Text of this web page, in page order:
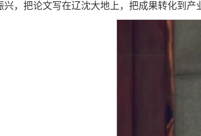
兴，把论文写在辽沈大地上，把成果转化到